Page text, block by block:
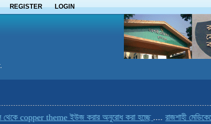
REGISTER LOGIN
copper theme ইউজ করার অনুরোধ করা হচ্ছে ....রাজশাহী মেডিকেলের